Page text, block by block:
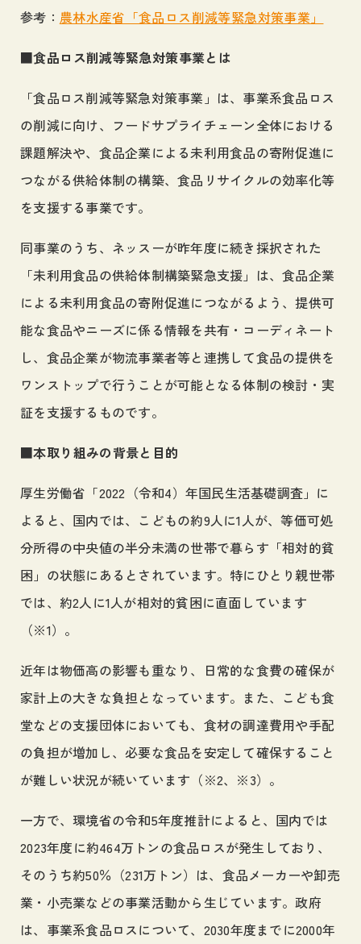
参考： 農林水産省「食品ロス削減等緊急対策事業」
■食品ロス削減等緊急対策事業とは
「食品ロス削減等緊急対策事業」は、事業系食品ロス
の削減に向け、フードサプライチェーン全体における
課題解決や、食品企業による未利用食品の寄附促進に
つながる供給体制の構築、食品リサイクルの効率化等
を支援する事業です。
同事業のうち、ネッスーが昨年度に続き採択された
「未利用食品の供給体制構築緊急支援」は、食品企業
による未利用食品の寄附促進につながるよう、提供可
能な食品やニーズに係る情報を共有・コーディネート
し、食品企業が物流事業者等と連携して食品の提供を
ワンストップで行うことが可能となる体制の検討・実
証を支援するものです。
■本取り組みの背景と目的
厚生労働省「2022（令和4）年国民生活基礎調査」に
よると、国内では、こどもの約9人に1人が、等価可処
分所得の中央値の半分未満の世帯で暮らす「相対的貧
困」の状態にあるとされています。特にひとり親世帯
では、約2人に1人が相対的貧困に直面しています
（※1）。
近年は物価高の影響も重なり、日常的な食費の確保が
家計上の大きな負担となっています。また、こども食
堂などの支援団体においても、食材の調達費用や手配
の負担が増加し、必要な食品を安定して確保すること
が難しい状況が続いています（※2、※3）。
一方で、環境省の令和5年度推計によると、国内では
2023年度に約464万トンの食品ロスが発生しており、
そのうち約50％（231万トン）は、食品メーカーや卸売
業・小売業などの事業活動から生じています。政府
は、事業系食品ロスについて、2030年度までに2000年